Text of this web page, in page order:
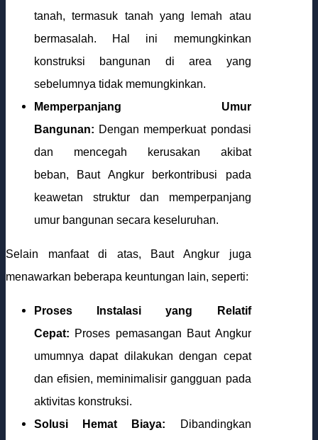
tanah, termasuk tanah yang lemah atau
bermasalah. Hal ini memungkinkan
konstruksi bangunan di area yang
sebelumnya tidak memungkinkan.
Memperpanjang Umur
Bangunan: Dengan memperkuat pondasi
dan mencegah kerusakan akibat
beban, Baut Angkur berkontribusi pada
keawetan struktur dan memperpanjang
umur bangunan secara keseluruhan.
Selain manfaat di atas, Baut Angkur juga
menawarkan beberapa keuntungan lain, seperti:
Proses Instalasi yang Relatif
Cepat: Proses pemasangan Baut Angkur
umumnya dapat dilakukan dengan cepat
dan efisien, meminimalisir gangguan pada
aktivitas konstruksi.
Solusi Hemat Biaya: Dibandingkan